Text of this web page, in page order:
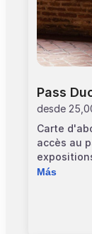
Pass
desde
Carte
accès au
Jacobins.
titulaire
de son
Más